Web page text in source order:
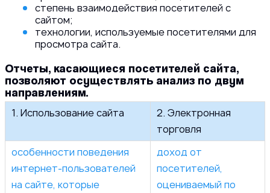
степень взаимодействия посетителей с
сайтом;
технологии, используемые посетителями для
просмотра сайта.
Отчеты, касающиеся посетителей сайта,
позволяют осуществлять анализ по двум
направлениям.
1. Использование сайта
2. Электронная
торговля
особенности поведения
интернет-пользователей
на сайте, которые
доход от
посетителей,
оцениваемый по